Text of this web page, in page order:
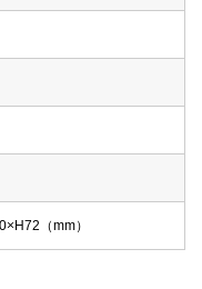
（mm）